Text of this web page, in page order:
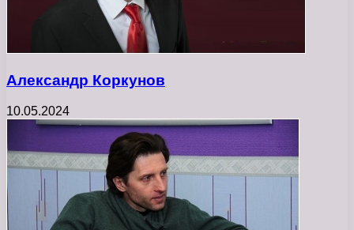
Александр Коркунов
10.05.2024